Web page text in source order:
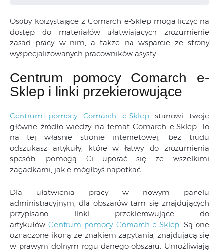
Osoby korzystające z Comarch e-Sklep mogą liczyć na
dostęp do materiałów ułatwiających zrozumienie
zasad pracy w nim, a także na wsparcie ze strony
wyspecjalizowanych pracowników asysty.
Centrum pomocy Comarch e-
Sklep i linki przekierowujące
Centrum pomocy Comarch e-Sklep stanowi twoje
główne źródło wiedzy na temat Comarch e-Sklep. To
na tej właśnie stronie internetowej, bez trudu
odszukasz artykuły, które w łatwy do zrozumienia
sposób, pomogą Ci uporać się ze wszelkimi
zagadkami, jakie mógłbyś napotkać.
Dla ułatwienia pracy w nowym panelu
administracyjnym, dla obszarów tam się znajdujących
przypisano linki przekierowujące do
artykułówCentrum pomocy Comarch e-Sklep. Są one
oznaczone ikoną ze znakiem zapytania, znajdującą się
w prawym dolnym rogu danego obszaru. Umożliwiają